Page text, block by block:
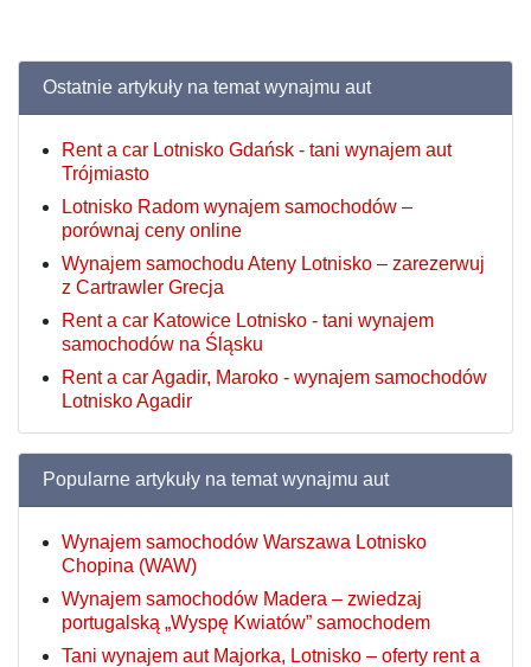
Ostatnie artykuły na temat wynajmu aut
Rent a car Lotnisko Gdańsk - tani wynajem aut
Trójmiasto
Lotnisko Radom wynajem samochodów –
porównaj ceny online
Wynajem samochodu Ateny Lotnisko – zarezerwuj
z Cartrawler Grecja
Rent a car Katowice Lotnisko - tani wynajem
samochodów na Śląsku
Rent a car Agadir, Maroko - wynajem samochodów
Lotnisko Agadir
Popularne artykuły na temat wynajmu aut
Wynajem samochodów Warszawa Lotnisko
Chopina (WAW)
Wynajem samochodów Madera – zwiedzaj
portugalską „Wyspę Kwiatów” samochodem
Tani wynajem aut Majorka, Lotnisko – oferty rent a